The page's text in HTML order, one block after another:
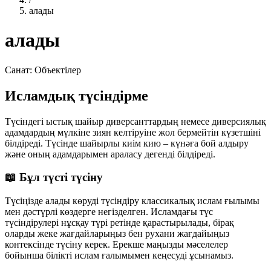
алады
алады
Санат: Объектілер
Исламдық түсіндірме
Түсіндегі ыстық шайыр диверсанттардың немесе диверсиялық
адамдардың мүлкіне зиян келтіруіне жол бермейтін күзетшіні
білдіреді. Түсінде шайырлы киім кию – күнәға бой алдыру
және оның адамдарымен араласу дегенді білдіреді.
📖 Бұл түсті түсіну
Түсіңізде алады көруді түсіндіру классикалық ислам ғылымы
мен дәстүрлі көздерге негізделген. Исламдағы түс
түсіндірулері нұсқау түрі ретінде қарастырылады, бірақ
оларды жеке жағдайларыңыз бен рухани жағдайыңыз
контексінде түсіну керек. Ерекше маңызды мәселелер
бойынша білікті ислам ғалымымен кеңесуді ұсынамыз.